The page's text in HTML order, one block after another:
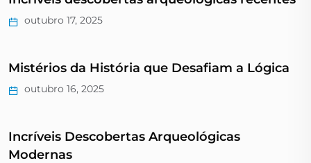
outubro 17, 2025
Mistérios da História que Desafiam a Lógica
outubro 16, 2025
Incríveis Descobertas Arqueológicas
Modernas